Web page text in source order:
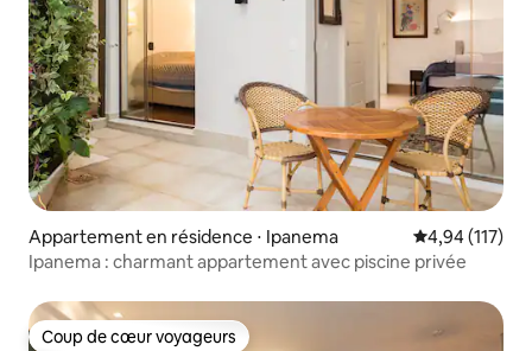
Appartement en résidence ⋅ Ipanema Évaluation
4,94 (117)
Ipanema : charmant appartement avec piscine privée
Coup de cœur voyageurs